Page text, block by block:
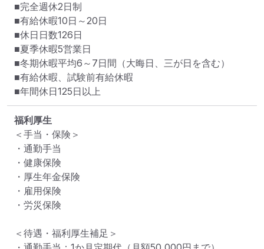
■完全週休2日制
■有給休暇10日～20日
■休日日数126日
■夏季休暇5営業日
■冬期休暇平均6～7日間（大晦日、三が日を含む）
■有給休暇、試験前有給休暇
■年間休日125日以上
福利厚生
＜手当・保険＞
・通勤手当
・健康保険
・厚生年金保険
・雇用保険
・労災保険
＜待遇・福利厚生補足＞